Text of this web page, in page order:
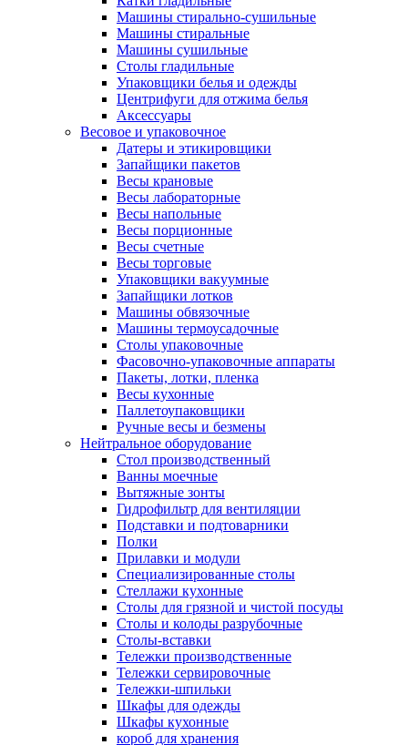
Машины стирально-сушильные
Машины стиральные
Машины сушильные
Столы гладильные
Упаковщики белья и одежды
Центрифуги для отжима белья
Аксессуары
Весовое и упаковочное
Датеры и этикировщики
Запайщики пакетов
Весы крановые
Весы лабораторные
Весы напольные
Весы порционные
Весы счетные
Весы торговые
Упаковщики вакуумные
Запайщики лотков
Машины обвязочные
Машины термоусадочные
Столы упаковочные
Фасовочно-упаковочные аппараты
Пакеты, лотки, пленка
Весы кухонные
Паллетоупаковщики
Ручные весы и безмены
Нейтральное оборудование
Cтол производственный
Ванны моечные
Вытяжные зонты
Гидрофильтр для вентиляции
Подставки и подтоварники
Полки
Прилавки и модули
Специализированные столы
Стеллажи кухонные
Столы для грязной и чистой посуды
Столы и колоды разрубочные
Столы-вставки
Тележки производственные
Тележки сервировочные
Тележки-шпильки
Шкафы для одежды
Шкафы кухонные
короб для хранения